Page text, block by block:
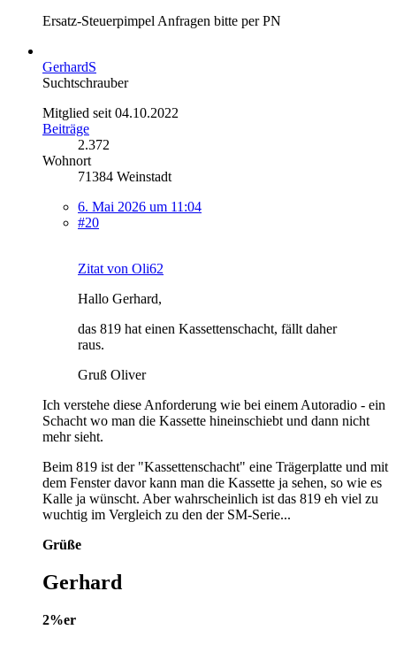
Ersatz-Steuerpimpel Anfragen bitte per PN
GerhardS
Suchtschrauber
Mitglied seit 04.10.2022
Beiträge
2.372
Wohnort
71384 Weinstadt
6. Mai 2026 um 11:04
#20
Zitat von Oli62
Hallo Gerhard,
das 819 hat einen Kassettenschacht, fällt daher
raus.
Gruß Oliver
Ich verstehe diese Anforderung wie bei einem Autoradio - ein
Schacht wo man die Kassette hineinschiebt und dann nicht
mehr sieht.
Beim 819 ist der "Kassettenschacht" eine Trägerplatte und mit
dem Fenster davor kann man die Kassette ja sehen, so wie es
Kalle ja wünscht. Aber wahrscheinlich ist das 819 eh viel zu
wuchtig im Vergleich zu den der SM-Serie...
Grüße
Gerhard
2%er